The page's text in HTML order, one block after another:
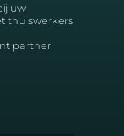
uw
thuiswerkers
partner